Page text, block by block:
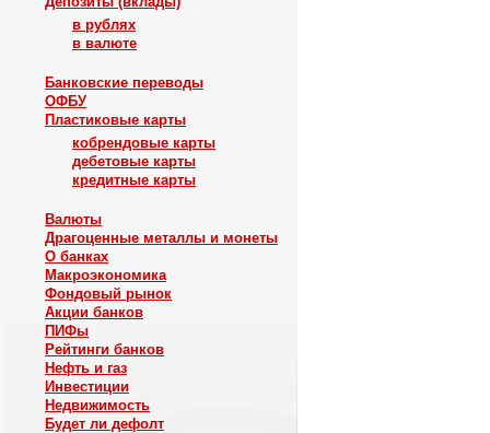
в рублях
в валюте
Банковские переводы
ОФБУ
Пластиковые карты
кобрендовые карты
дебетовые карты
кредитные карты
Валюты
Драгоценные металлы и монеты
О банках
Макроэкономика
Фондовый рынок
Акции банков
ПИФы
Рейтинги банков
Нефть и газ
Инвестиции
Недвижимость
Будет ли дефолт